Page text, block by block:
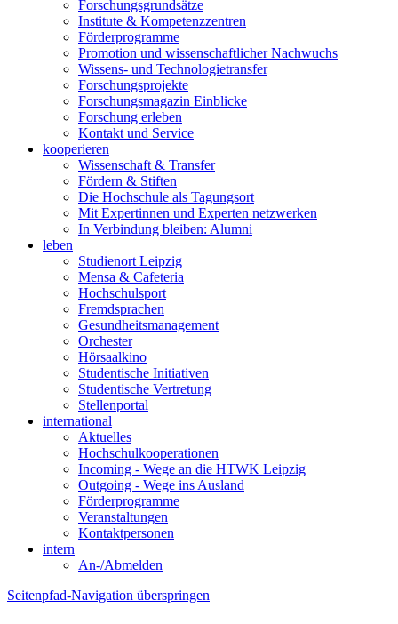
Forschungsgrundsätze
Institute & Kompetenzzentren
Förderprogramme
Promotion und wissenschaftlicher Nachwuchs
Wissens- und Technologietransfer
Forschungsprojekte
Forschungsmagazin Einblicke
Forschung erleben
Kontakt und Service
kooperieren
Wissenschaft & Transfer
Fördern & Stiften
Die Hochschule als Tagungsort
Mit Expertinnen und Experten netzwerken
In Verbindung bleiben: Alumni
leben
Studienort Leipzig
Mensa & Cafeteria
Hochschulsport
Fremdsprachen
Gesundheitsmanagement
Orchester
Hörsaalkino
Studentische Initiativen
Studentische Vertretung
Stellenportal
international
Aktuelles
Hochschulkooperationen
Incoming - Wege an die HTWK Leipzig
Outgoing - Wege ins Ausland
Förderprogramme
Veranstaltungen
Kontaktpersonen
intern
An-/Abmelden
Seitenpfad-Navigation überspringen